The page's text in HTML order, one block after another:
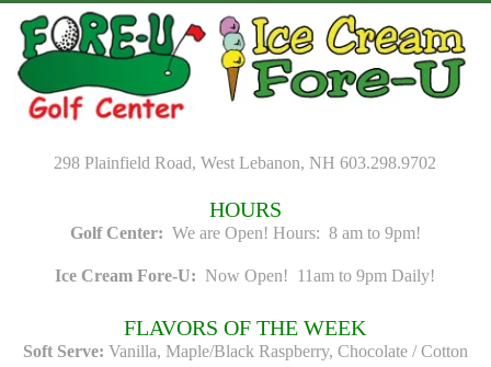
content
298 Plainfield Road, West Lebanon, NH 603.298.9702
HOURS
Golf Center: We are Open! Hours: 8 am to 9pm!
Ice Cream Fore-U: Now Open! 11am to 9pm Daily!
FLAVORS OF THE WEEK
Soft Serve: Vanilla, Maple/Black Raspberry, Chocolate / Cotton